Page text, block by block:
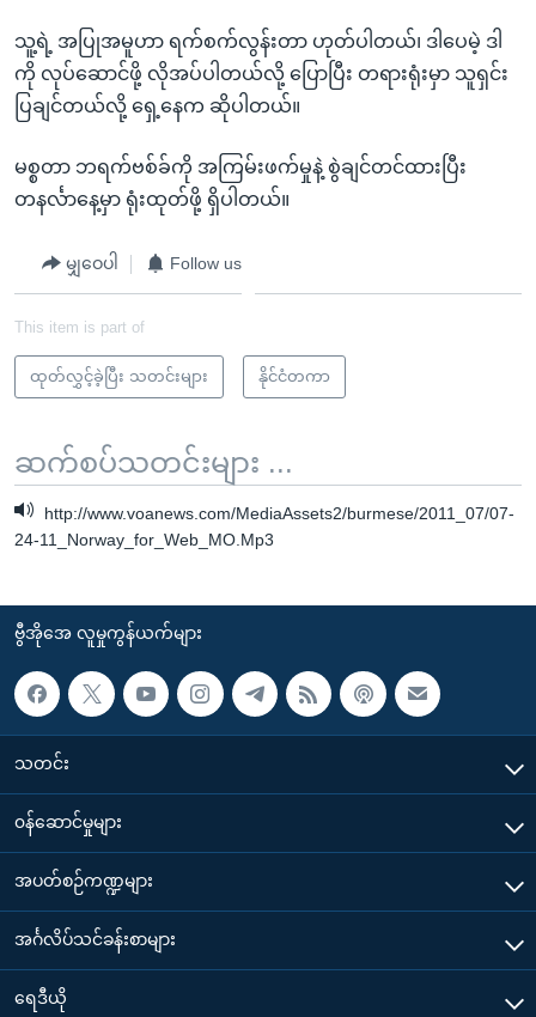
သူ့ရဲ့ အပြုအမူဟာ ရက်စက်လွန်းတာ ဟုတ်ပါတယ်၊ ဒါပေမဲ့ ဒါ
ကို လုပ်ဆောင်ဖို့ လိုအပ်ပါတယ်လို့ ပြောပြီး တရားရုံးမှာ သူရှင်း
ပြချင်တယ်လို့ ရှေ့နေက ဆိုပါတယ်။
မစ္စတာ ဘရက်ဗစ်ခ်ကို အကြမ်းဖက်မှုနဲ့ စွဲချင်တင်ထားပြီး
တနင်္လာနေ့မှာ ရုံးထုတ်ဖို့ ရှိပါတယ်။
မျှဝေပါ Follow us
This item is part of
ထုတ်လွှင့်ခဲ့ပြီး သတင်းများ နိုင်ငံတကာ
ဆက်စပ်သတင်းများ ...
http://www.voanews.com/MediaAssets2/burmese/2011_07/07-
24-11_Norway_for_Web_MO.Mp3
ဗွီအိုအေ လူမှုကွန်ယက်များ
သတင်း
၀န်ဆောင်မှုများ
အပတ်စဉ်ကဏ္ဍများ
အင်္ဂလိပ်သင်ခန်းစာများ
ရေဒီယို